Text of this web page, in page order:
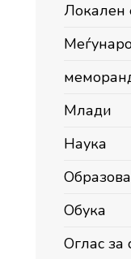
Локален
Млади
Наука
Обука
Оглас за